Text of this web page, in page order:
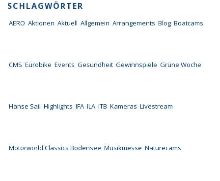
SCHLAGWÖRTER
AERO Aktionen Aktuell Allgemein Arrangements Blog Boatcams
CMS Eurobike Events Gesundheit Gewinnspiele Grüne Woche
Hanse Sail Highlights IFA ILA ITB Kameras Livestream
Motorworld Classics Bodensee Musikmesse Naturecams